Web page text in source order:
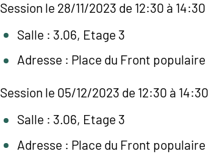
Session le 28/11/2023 de 12:30 à 14:30
Salle : 3.06, Etage 3
Adresse : Place du Front populaire
Session le 05/12/2023 de 12:30 à 14:30
Salle : 3.06, Etage 3
Adresse : Place du Front populaire